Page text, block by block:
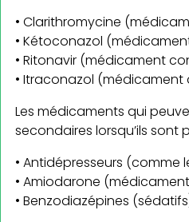
• Clarithromycine
• Kétoconazol
• Ritonavir (médicament
• Itraconazol
Les médicaments qui
secondaires lorsqu’ils sont
• Antidépresseurs (comme
• Amiodarone
• Benzodiazépines